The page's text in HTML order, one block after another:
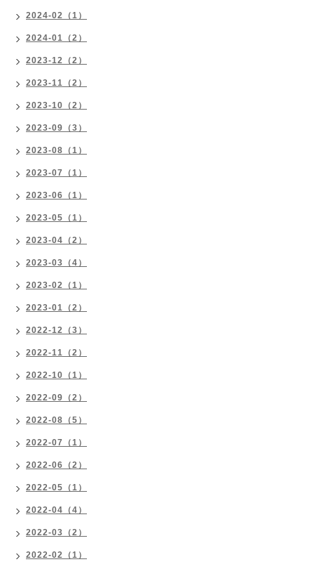
2024-02（1）
2024-01（2）
2023-12（2）
2023-11（2）
2023-10（2）
2023-09（3）
2023-08（1）
2023-07（1）
2023-06（1）
2023-05（1）
2023-04（2）
2023-03（4）
2023-02（1）
2023-01（2）
2022-12（3）
2022-11（2）
2022-10（1）
2022-09（2）
2022-08（5）
2022-07（1）
2022-06（2）
2022-05（1）
2022-04（4）
2022-03（2）
2022-02（1）